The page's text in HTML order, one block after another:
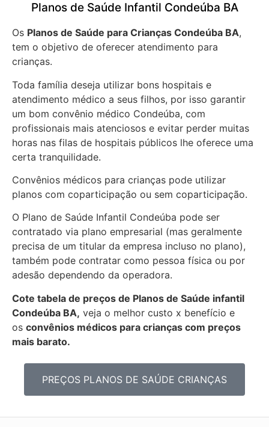
Planos de Saúde Infantil Condeúba BA
Os Planos de Saúde para Crianças Condeúba BA,
tem o objetivo de oferecer atendimento para
crianças.
Toda família deseja utilizar bons hospitais e
atendimento médico a seus filhos, por isso garantir
um bom convênio médico Condeúba, com
profissionais mais atenciosos e evitar perder muitas
horas nas filas de hospitais públicos lhe oferece uma
certa tranquilidade.
Convênios médicos para crianças pode utilizar
planos com coparticipação ou sem coparticipação.
O Plano de Saúde Infantil Condeúba pode ser
contratado via plano empresarial (mas geralmente
precisa de um titular da empresa incluso no plano),
também pode contratar como pessoa física ou por
adesão dependendo da operadora.
Cote tabela de preços de Planos de Saúde infantil
Condeúba BA, veja o melhor custo x benefício e
os convênios médicos para crianças com preços
mais barato.
PREÇOS PLANOS DE SAÚDE CRIANÇAS